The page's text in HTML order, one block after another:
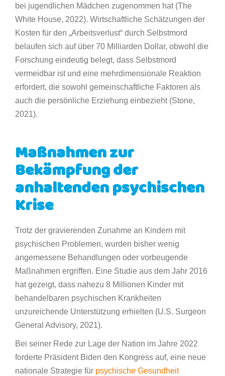
bei jugendlichen Mädchen zugenommen hat (The
White House, 2022). Wirtschaftliche Schätzungen der
Kosten für den „Arbeitsverlust“ durch Selbstmord
belaufen sich auf über 70 Milliarden Dollar, obwohl die
Forschung eindeutig belegt, dass Selbstmord
vermeidbar ist und eine mehrdimensionale Reaktion
erfordert, die sowohl gemeinschaftliche Faktoren als
auch die persönliche Erziehung einbezieht (Stone,
2021).
Maßnahmen zur
Bekämpfung der
anhaltenden psychischen
Krise
Trotz der gravierenden Zunahme an Kindern mit
psychischen Problemen, wurden bisher wenig
angemessene Behandlungen oder vorbeugende
Maßnahmen ergriffen. Eine Studie aus dem Jahr 2016
hat gezeigt, dass nahezu 8 Millionen Kinder mit
behandelbaren psychischen Krankheiten
unzureichende Unterstützung erhielten (U.S. Surgeon
General Advisory, 2021).
Bei seiner Rede zur Lage der Nation im Jahre 2022
forderte Präsident Biden den Kongress auf, eine neue
nationale Strategie für psychische Gesundheit